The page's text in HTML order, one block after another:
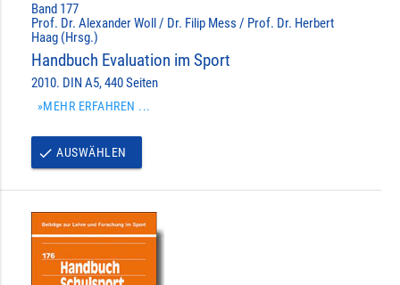
Band 177
Prof. Dr. Alexander Woll / Dr. Filip Mess / Prof. Dr. Herbert
Haag (Hrsg.)
Handbuch Evaluation im Sport
2010. DIN A5, 440 Seiten
»MEHR ERFAHREN ...
done AUSWÄHLEN